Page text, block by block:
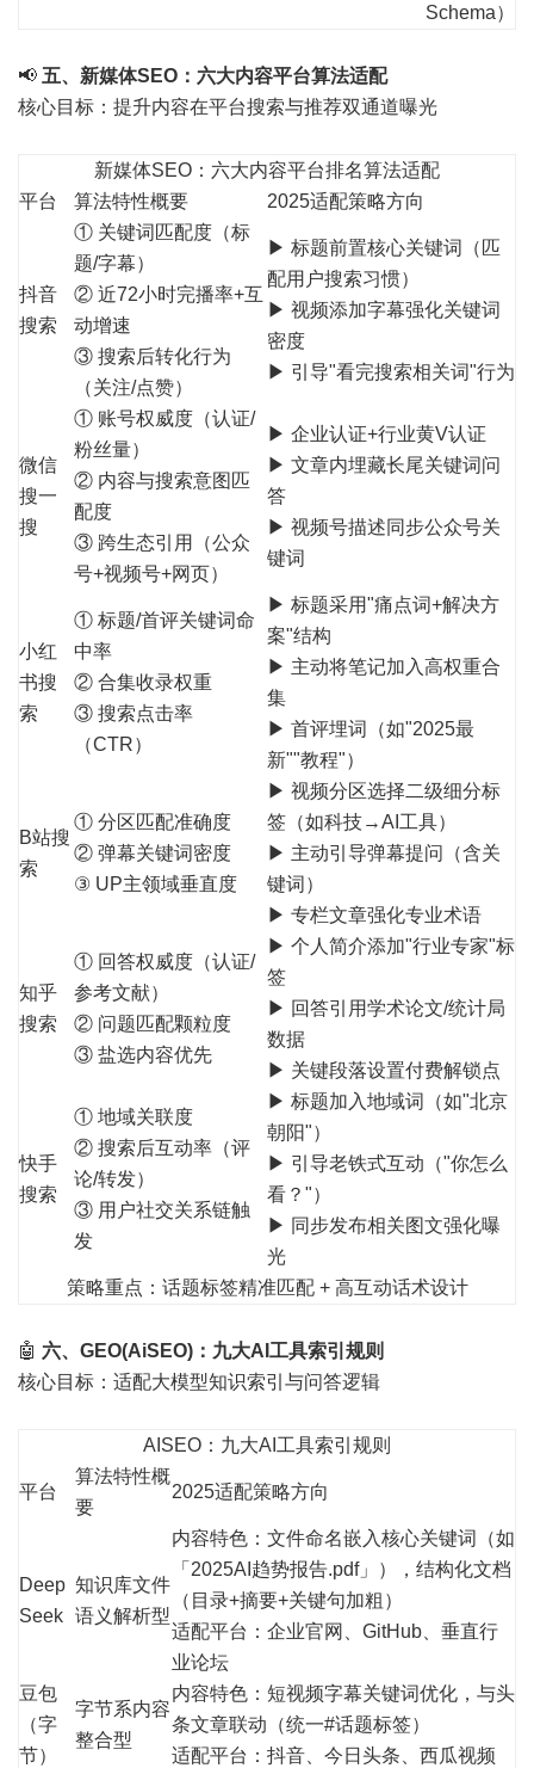
Schema）
📢 五、新媒体SEO：六大内容平台算法适配
核心目标：提升内容在平台搜索与推荐双通道曝光
新媒体SEO：六大内容平台排名算法适配
平台
算法特性概要 2025适配策略方向
抖音
搜索
① 关键词匹配度（标
题/字幕）
② 近72小时完播率+互
动增速
③ 搜索后转化行为
（关注/点赞）
▶ 标题前置核心关键词（匹
配用户搜索习惯）
▶ 视频添加字幕强化关键词
密度
▶ 引导"看完搜索相关词"行为
微信
搜一
搜
① 账号权威度（认证/
粉丝量）
② 内容与搜索意图匹
配度
③ 跨生态引用（公众
号+视频号+网页）
▶ 企业认证+行业黄V认证
▶ 文章内埋藏长尾关键词问
答
▶ 视频号描述同步公众号关
键词
小红
书搜
索
① 标题/首评关键词命
中率
② 合集收录权重
③ 搜索点击率
（CTR）
▶ 标题采用"痛点词+解决方
案"结构
▶ 主动将笔记加入高权重合
集
▶ 首评埋词（如"2025最
新""教程"）
B站搜
索
① 分区匹配准确度
② 弹幕关键词密度
③ UP主领域垂直度
▶ 视频分区选择二级细分标
签（如科技→AI工具）
▶ 主动引导弹幕提问（含关
键词）
▶ 专栏文章强化专业术语
知乎
搜索
① 回答权威度（认证/
参考文献）
② 问题匹配颗粒度
③ 盐选内容优先
▶ 个人简介添加"行业专家"标
签
▶ 回答引用学术论文/统计局
数据
▶ 关键段落设置付费解锁点
快手
搜索
① 地域关联度
② 搜索后互动率（评
论/转发）
③ 用户社交关系链触
发
▶ 标题加入地域词（如"北京
朝阳"）
▶ 引导老铁式互动（"你怎么
看？"）
▶ 同步发布相关图文强化曝
光
策略重点：话题标签精准匹配 + 高互动话术设计
🤖 六、GEO(AiSEO)：九大AI工具索引规则
核心目标：适配大模型知识索引与问答逻辑
AISEO：九大AI工具索引规则
平台
算法特性概
要
2025适配策略方向
Deep
Seek
知识库文件
语义解析型
内容特色：文件命名嵌入核心关键词（如
「2025AI趋势报告.pdf」），结构化文档
（目录+摘要+关键句加粗）
适配平台：企业官网、GitHub、垂直行
业论坛
豆包
（字
节）
字节系内容
整合型
内容特色：短视频字幕关键词优化，与头
条文章联动（统一#话题标签）
适配平台：抖音、今日头条、西瓜视频